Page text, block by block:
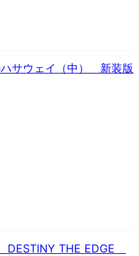
サウェイ（中） 新装版
THE EDGE